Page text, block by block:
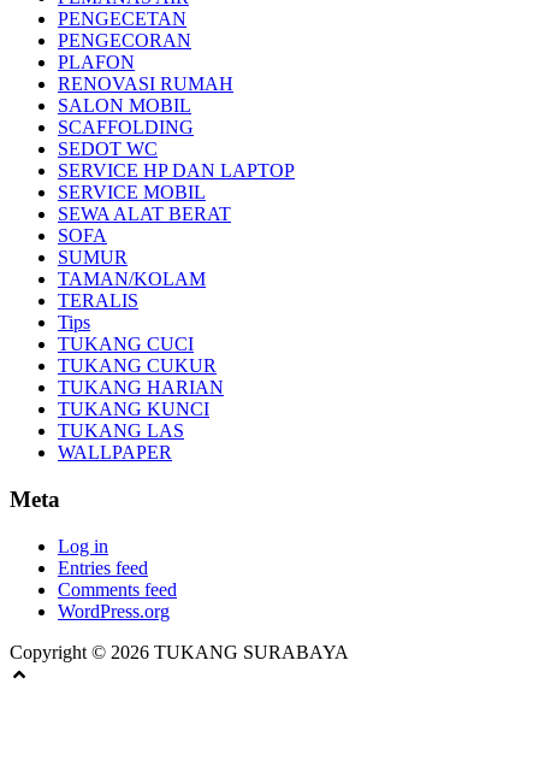
PENGECETAN
PENGECORAN
PLAFON
RENOVASI RUMAH
SALON MOBIL
SCAFFOLDING
SEDOT WC
SERVICE HP DAN LAPTOP
SERVICE MOBIL
SEWA ALAT BERAT
SOFA
SUMUR
TAMAN/KOLAM
TERALIS
Tips
TUKANG CUCI
TUKANG CUKUR
TUKANG HARIAN
TUKANG KUNCI
TUKANG LAS
WALLPAPER
Meta
Log in
Entries feed
Comments feed
WordPress.org
Copyright © 2026 TUKANG SURABAYA